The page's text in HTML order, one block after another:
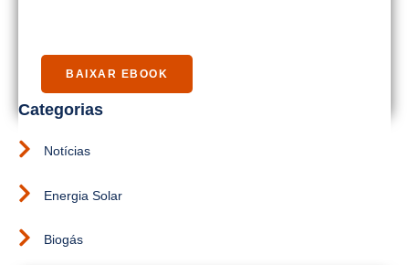
BAIXAR EBOOK
Categorias
Notícias
Energia Solar
Biogás